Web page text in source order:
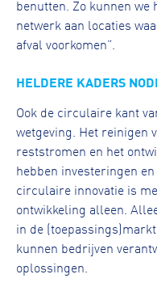
benutten. Zo kunnen
netwerk aan locaties
afval voorkomen”.
HELDERE KADERS
Ook de circulaire kant
wetgeving. Het reinigen
reststromen en het
hebben investeringen
circulaire innovatie is
ontwikkeling alleen.
in de
kunnen bedrijven
oplossingen.